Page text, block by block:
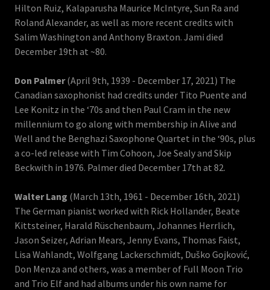
Hilton Ruiz, Kalaparusha Maurice McIntyre, Sun Ra and
Roland Alexander, as well as more recent credits with
Salim Washington and Anthony Braxton. Jami died
December 19th at ~80.
Don Palmer(April 9th, 1939 - December 17, 2021) The
Canadian saxophonist had credits under Tito Puente and
Lee Konitz in the ‘70s and then Paul Cram in the new
millennium to go along with membership in Alive and
Well and the Benghazi Saxophone Quartet in the ‘90s, plus
a co-led release with Tim Cohoon, Joe Sealy and Skip
Beckwith in 1976. Palmer died December 17th at 82.
Walter Lang (March 13th, 1961 - December 16th, 2021)
The German pianist worked with Rick Hollander, Beate
Kittsteiner, Harald Rüschenbaum, Johannes Herrlich,
Jason Seizer, Adrian Mears, Jenny Evans, Thomas Faist,
Lisa Wahlandt, Wolfgang Lackerschmidt, Duško Gojković,
Don Menza and others, was a member of Full Moon Trio
and Trio Elf and had albums under his own name for